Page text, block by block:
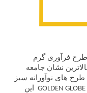
فرآوری گرم
دریافت بالاترین نشان جامعه
طرح های نوآورانه سبز
GOLDEN GLOBE
این